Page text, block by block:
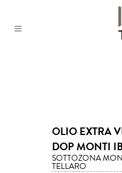
OLIO EXTRA
DOP MONTI
SOTTOZONA
TELLARO